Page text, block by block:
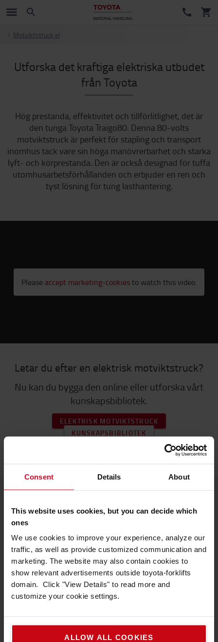
Consent Details About
This website uses cookies, but you can decide which
ones
We use cookies to improve your experience, analyze our
traffic, as well as provide customized communication and
marketing. The website may also contain cookies to
show relevant advertisements outside toyota-forklifts
domain. Click "View Details" to read more and
customize your cookie settings.
ALLOW ALL COOKIES
Motviktstruck el
Utforska det kraftiga elektriska utbudet
från Toyota
Hög prestanda, effektivitet och tillförlitlighet, det är
den tunga Toyota Traigo80. Denna 80-volts
motviktstruck är perfekt för stapling och transport
inomhus tack vare sin höga manövrerbarhet och starka
lyft- och körprestanda. Den är också designad för tuffa
utomhusarbetsförhållanden och erbjuder en ren och
tyst lösning för tung lasthantering.
Please accept marketing-cookiesto watch this video.
Letar du efter en elektrisk motviktstruck?
Nu kan du bygga den online eller utforska vårt
kunskapsbibliotek.
ELEKTRISK MOTVIKTSTRUCK
KUNSKAPSBIBLIOTEK
Toyota Material Handling
Arbeta hos oss
Lediga jobb
Toyota Service Concept
Code of Conduct